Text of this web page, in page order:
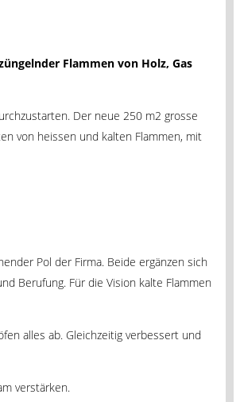
Flammen von Holz, Gas
Der neue 250 m2 grosse
von heissen und kalten Flammen, mit
Pol der Firma. Beide ergänzen sich
Berufung. Für die Vision kalte Flammen
alles ab. Gleichzeitig verbessert und
verstärken.